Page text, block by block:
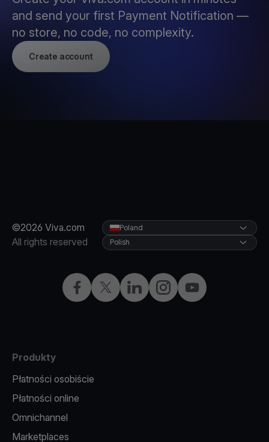
and send your first Payment Notification —
no store, no code, no complexity.
Create account
©2026 Viva.com
All rights reserved
Facebook
X LinkedInInstagramYouTube
Poland
Polish
Produkty
Płatności osobiście
Płatności online
Omnichannel
Marketplaces